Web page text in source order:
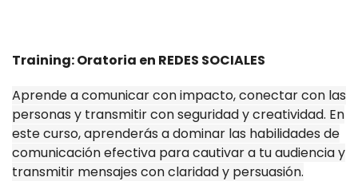
Training: Oratoria en REDES SOCIALES
Aprende a comunicar con impacto, conectar con las
personas y transmitir con seguridad y creatividad. En
este curso, aprenderás a dominar las habilidades de
comunicación efectiva para cautivar a tu audiencia y
transmitir mensajes con claridad y persuasión.